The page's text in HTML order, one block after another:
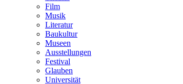
Film
Musik
Literatur
Baukultur
Museen
Ausstellungen
Festival
Glauben
Universität